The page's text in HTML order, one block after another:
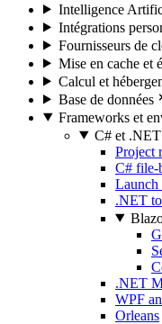
Intelligence
Intégrations
Fournisseurs de
Mise en cache et
Calcul et
Base de données
Frameworks et
C# et .NET
Project
C# file-
Launch
.NET
.NET
WPF
Orleans